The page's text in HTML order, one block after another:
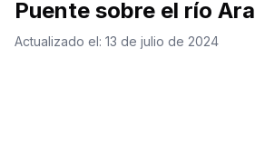
Puente sobre el río Ara
Actualizado el: 13 de julio de 2024